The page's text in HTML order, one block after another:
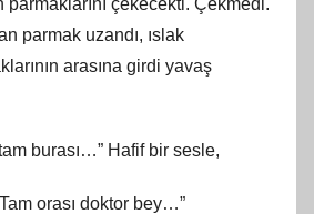
parmak uzandı, ıslak
arasına girdi yavaş
burası…” Hafif bir sesle,
orası doktor bey…”